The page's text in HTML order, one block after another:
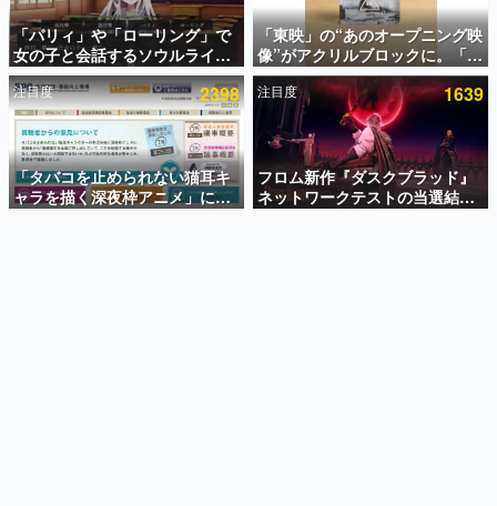
アプリセール情報
インタビュー
連載・特集一覧
殿堂入り記事
SNS拡散数が数千以上！ ページビュー数万以上！ などな
ど。多くの人々に読まれた、電ファミ渾身の“殿堂入り”記
事をまとめました。
「パリィ」や「ローリング」で
女の子と会話するソウルライク
恋愛ゲーム『小早川さんはソウ
ルライク』無料公開。返事に失
敗すると「YOU DIED」
「東映」の“あのオープニング映
像”がアクリルブロックに。「東
映ヒストリカル グッズコレクシ
ョン」が8月下旬より発売
注目度 2398
「タバコを止められない猫耳キ
ャラを描く深夜枠アニメ」に視
聴者の一部から批判意見。違法
注目度 1639
フロム新作『ダスクブラッド』
ネットワークテストの当選結果
が8月7日22時に発表。応募サイ